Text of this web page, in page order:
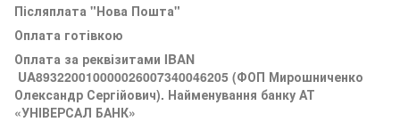
Післяплата "Нова Пошта"
Оплата готівкою
Оплата за реквізитами IBAN
UA893220010000026007340046205 (ФОП Мирошниченко
Олександр Сергійович). Найменування банку АТ
«УНІВЕРСАЛ БАНК»